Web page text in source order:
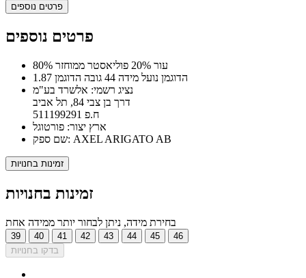
פרטים נוספים
פרטים נוספים
80% עור 20% פוליאסטר ממוחזר
הדוגמן נועל מידה 44 גובה הדוגמן 1.87
נציג רשמי: אלשרד בע"מ
דרך בן צבי 84, תל אביב
ח.פ 511199291
ארץ יצור: פורטוגל
שם ספק: AXEL ARIGATO AB
זמינות בחנויות
זמינות בחנויות
בחירת מידה, ניתן לבחור יותר ממידה אחת
39 40 41 42 43 44 45
46
בדקו בחנויות